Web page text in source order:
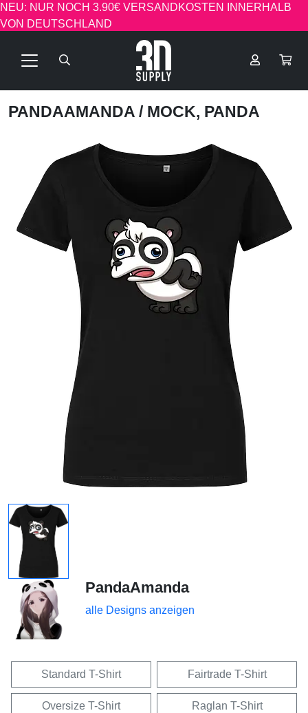
NEU: NUR NOCH 3.90€ VERSANDKOSTEN INNERHALB
VON DEUTSCHLAND
PANDAAMANDA / MOCK, PANDA
PandaAmanda
alle Designs anzeigen
Standard T-Shirt Fairtrade T-Shirt
Oversize T-Shirt Raglan T-Shirt